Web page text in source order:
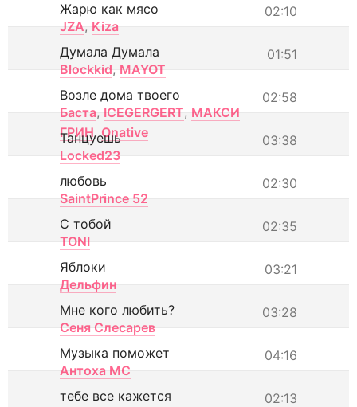
02:10
Жарю как мясо
JZA, Kiza
01:51
Думала Думала
Blockkid, MAYOT
02:58
Возле дома твоего
Баста, ICEGERGERT, МАКСИ
ГРИН, Onative 03:38
Танцуешь
Locked23
02:30
любовь
SaintPrince 52
02:35
С тобой
TONI
03:21
Яблоки
Дельфин
03:28
Мне кого любить?
Сеня Слесарев
04:16
Музыка поможет
Антоха МС
02:13
тебе все кажется